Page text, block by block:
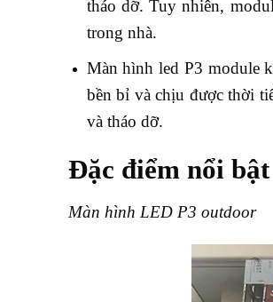
tháo dỡ. Tuy nhiên,
trong nhà.
Màn hình led P3 module
bền bỉ và chịu được thời
và tháo dỡ.
Đặc điểm nổi
Màn hình LED P3 outdoor